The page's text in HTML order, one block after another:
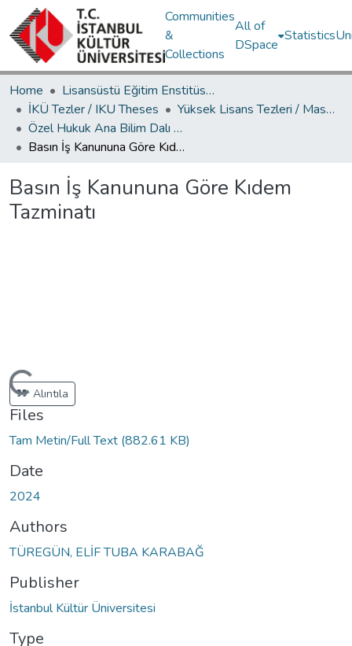
Communities
&
Collections
All of
DSpace
Statistics
Home
Lisansüstü Eğitim Enstitüsü / Postgraduate Education Institute
İKÜ Tezler / IKU Theses
Yüksek Lisans Tezleri / Master's Theses
Özel Hukuk Ana Bilim Dalı / Department of Private Law
Basın İş Kanununa Göre Kıdem Tazminatı
Basın İş Kanununa Göre Kıdem
Tazminatı
Loading...Alıntıla
Files
Tam Metin/Full Text (882.61 KB)
Date
2024
Authors
TÜREGÜN, ELİF TUBA KARABAĞ
Publisher
İstanbul Kültür Üniversitesi
Type